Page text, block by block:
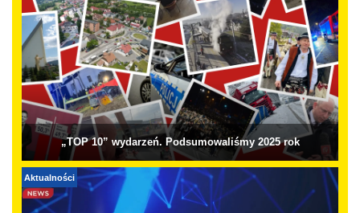
„TOP 10” wydarzeń. Podsumowaliśmy 2025 rok
Aktualności